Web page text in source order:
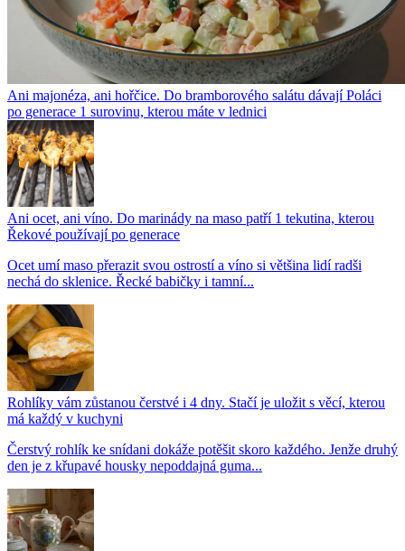
Ani majonéza, ani hořčice. Do bramborového salátu dávají Poláci
po generace 1 surovinu, kterou máte v lednici
Ani ocet, ani víno. Do marinády na maso patří 1 tekutina, kterou
Řekové používají po generace
Ocet umí maso přerazit svou ostrostí a víno si většina lidí radši
nechá do sklenice. Řecké babičky i tamní...
Rohlíky vám zůstanou čerstvé i 4 dny. Stačí je uložit s věcí, kterou
má každý v kuchyni
Čerstvý rohlík ke snídani dokáže potěšit skoro každého. Jenže druhý
den je z křupavé housky nepoddajná guma...